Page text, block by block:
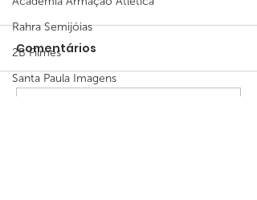
Rahra Semijóias
2B Filmes
Santa Paula Imagens
Comentários